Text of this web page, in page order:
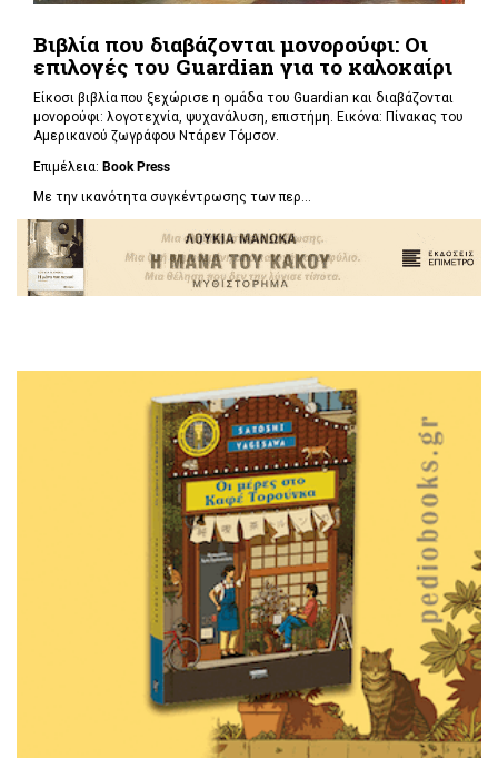
Βιβλία που διαβάζονται μονορούφι: Οι
επιλογές του Guardian για το καλοκαίρι
Είκοσι βιβλία που ξεχώρισε η ομάδα του Guardian και διαβάζονται
μονορούφι: λογοτεχνία, ψυχανάλυση, επιστήμη. Εικόνα: Πίνακας του
Αμερικανού ζωγράφου Ντάρεν Τόμσον.
Επιμέλεια: Book Press
Με την ικανότητα συγκέντρωσης των περ...